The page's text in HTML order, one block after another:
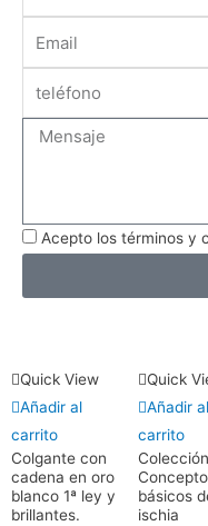
Message
Acepto los términos y
Quick View
Añadir al
carrito
Colgante con
cadena en oro
blanco 1ª ley y
brillantes.
Quick
Añadir al
carrito
Colección
básicos
ischia